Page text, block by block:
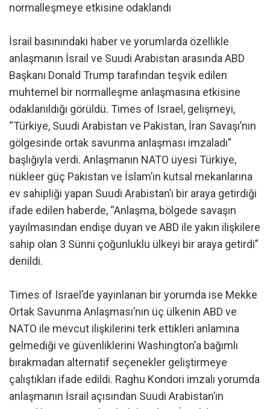
normalleşmeye etkisine odaklandı
İsrail basınındaki haber ve yorumlarda özellikle
anlaşmanın İsrail ve Suudi Arabistan arasında ABD
Başkanı Donald Trump tarafından teşvik edilen
muhtemel bir normalleşme anlaşmasına etkisine
odaklanıldığı görüldü. Times of Israel, gelişmeyi,
“Türkiye, Suudi Arabistan ve Pakistan, İran Savaşı’nın
gölgesinde ortak savunma anlaşması imzaladı”
başlığıyla verdi. Anlaşmanın NATO üyesi Türkiye,
nükleer güç Pakistan ve İslam’ın kutsal mekanlarına
ev sahipliği yapan Suudi Arabistan’ı bir araya getirdiği
ifade edilen haberde, “Anlaşma, bölgede savaşın
yayılmasından endişe duyan ve ABD ile yakın ilişkilere
sahip olan 3 Sünni çoğunluklu ülkeyi bir araya getirdi”
denildi.
Times of Israel’de yayınlanan bir yorumda ise Mekke
Ortak Savunma Anlaşması’nın üç ülkenin ABD ve
NATO ile mevcut ilişkilerini terk ettikleri anlamına
gelmediği ve güvenliklerini Washington’a bağımlı
bırakmadan alternatif seçenekler geliştirmeye
çalıştıkları ifade edildi. Raghu Kondori imzalı yorumda
anlaşmanın İsrail açısından Suudi Arabistan’ın